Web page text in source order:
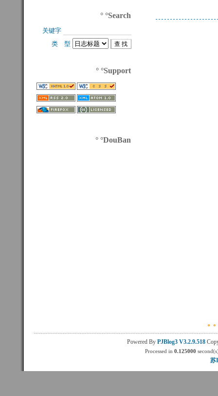
° °Search
关键字
类 型
° °Support
° °DouBan
Powered By PJBlog3 V3.2.9.518
Processed in0.125000
苏